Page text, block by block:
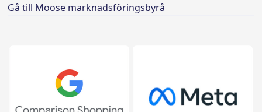
Gå till Moose marknadsföringsbyrå